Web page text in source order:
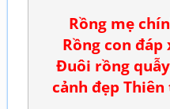
Rồng mẹ
Rồng con đáp
Đuôi rồng
cảnh đẹp